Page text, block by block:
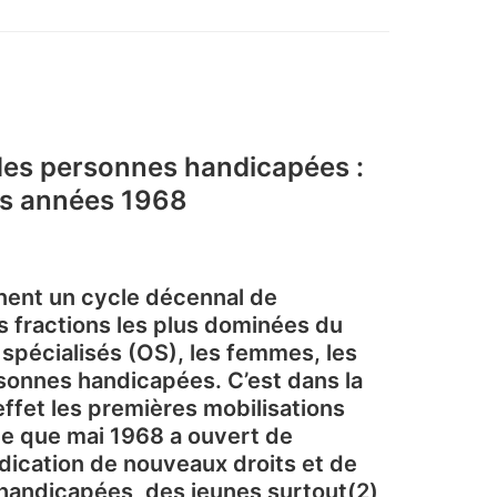
personnes handicapées :
années 1968
un cycle décennal de
fractions les plus dominées du
(OS), les femmes, les
handicapées. C’est dans la
les premières mobilisations
que mai 1968 a ouvert de
de nouveaux droits et de
des jeunes surtout(2),